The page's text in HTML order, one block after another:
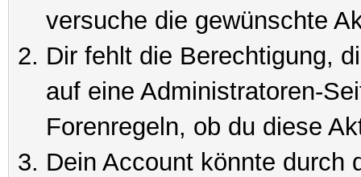
versuche die gewünschte
Dir fehlt die Berechtigung,
auf eine Administratoren-
Forenregeln, ob du diese
Dein Account könnte durch